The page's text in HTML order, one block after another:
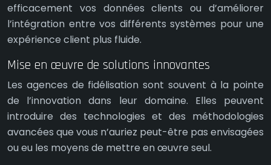
efficacement vos données clients ou d’améliorer
l’intégration entre vos différents systèmes pour une
expérience client plus fluide.
Mise en œuvre de solutions innovantes
Les agences de fidélisation sont souvent à la pointe
de l’innovation dans leur domaine. Elles peuvent
introduire des technologies et des méthodologies
avancées que vous n’auriez peut-être pas envisagées
ou eu les moyens de mettre en œuvre seul.